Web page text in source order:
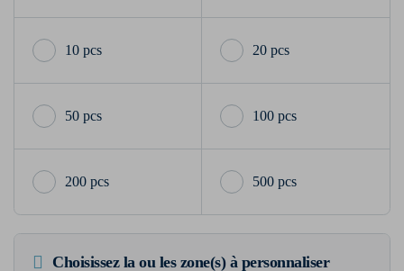
10 pcs 20 pcs
50 pcs 100 pcs
200 pcs 500 pcs
Choisissez la ou les zone(s) à personnaliser